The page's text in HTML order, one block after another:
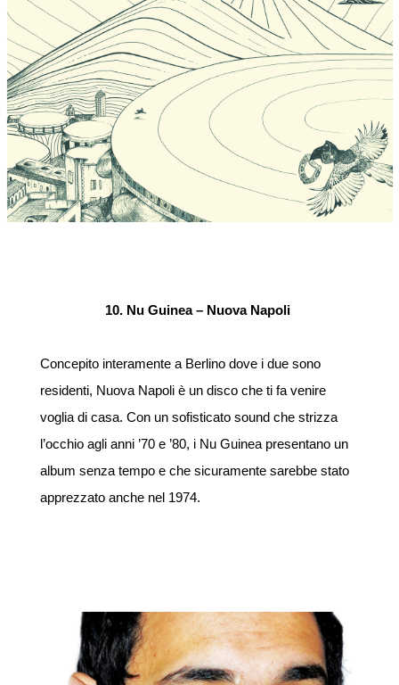
10. Nu Guinea – Nuova Napoli
Concepito interamente a Berlino dove i due sono
residenti, Nuova Napoli è un disco che ti fa venire
voglia di casa. Con un sofisticato sound che strizza
l’occhio agli anni ’70 e ’80, i Nu Guinea presentano un
album senza tempo e che sicuramente sarebbe stato
apprezzato anche nel 1974.